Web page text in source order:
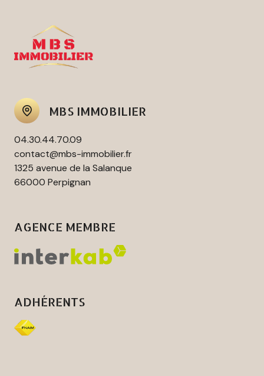
MBS IMMOBILIER
04.30.44.70.09
contact@mbs-immobilier.fr
1325 avenue de la Salanque
66000 Perpignan
AGENCE MEMBRE
ADHÉRENTS